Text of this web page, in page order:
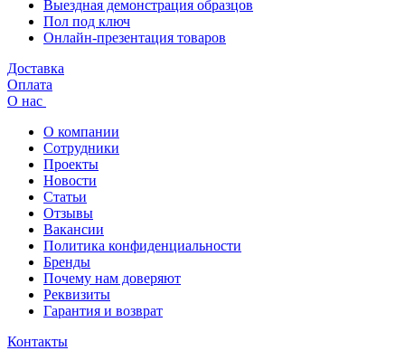
Выездная демонстрация образцов
Пол под ключ
Онлайн-презентация товаров
Доставка
Оплата
О нас
О компании
Сотрудники
Проекты
Новости
Статьи
Отзывы
Вакансии
Политика конфиденциальности
Бренды
Почему нам доверяют
Реквизиты
Гарантия и возврат
Контакты